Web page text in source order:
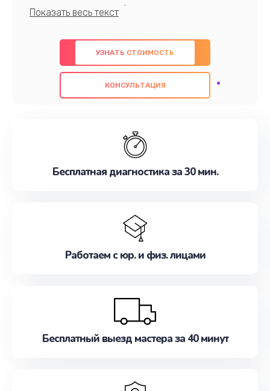
профессионалов с обширными знаниями и
предлагаем быстрый и качественный ремонт с
использованием оригинальных компонентов, а
также гарантируем качество всех
проведенных работ. Наша цель - предоставить
наилучшим образом. Не медлите записаться на
УЗНАТЬ СТОИМОСТЬ
КОНСУЛЬТАЦИЯ
Бесплатная диагностика за 30 мин.
Работаем с юр. и физ. лицами
Бесплатный выезд мастера за 40 минут